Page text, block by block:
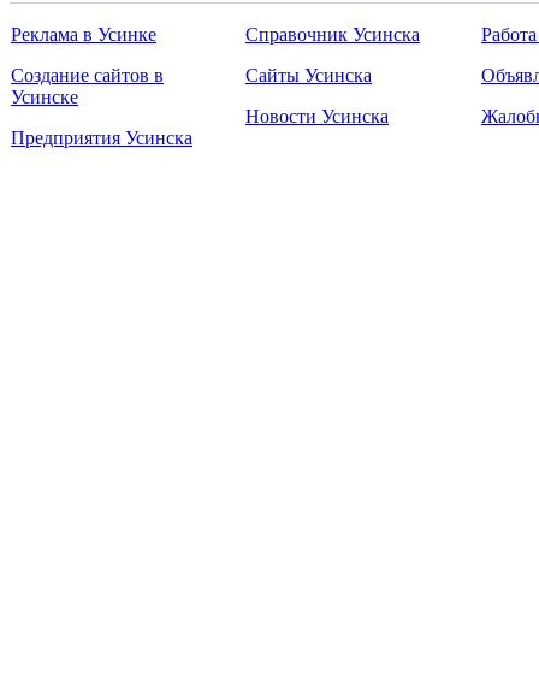
Реклама в Усинке
Создание сайтов в
Усинске
Предприятия Усинска
Справочник Усинска
Сайты Усинска
Новости Усинска